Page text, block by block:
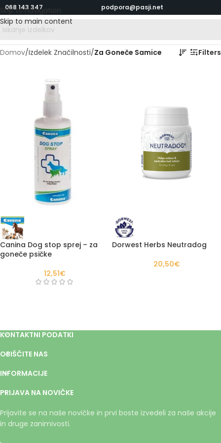
Skip to navigation
Skip to main content
068 143 347 podpora@pasji.net
Domov/Izdelek Značilnosti/Za Goneče Samice Filters
Canina Dog stop sprej – za
goneče psičke
12,51€
Dorwest Herbs Neutradog
20,50€
KONTAKTNI PODATKI
OBIŠČITE NAS
INFORMACIJE
PRIJAVA NA NOVIČKE
Prijavite se na naše novičke in prvi boste izvedeli za naše akcije
in druge zanimivosti.